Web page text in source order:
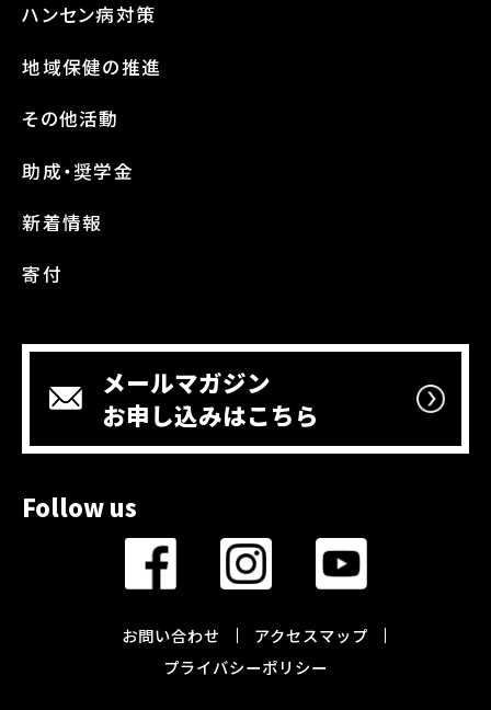
ハンセン病対策
地域保健の推進
その他活動
助成・奨学金
新着情報
寄付
メールマガジン
お申し込みはこちら
Follow us
お問い合わせ
アクセスマップ
プライバシーポリシー